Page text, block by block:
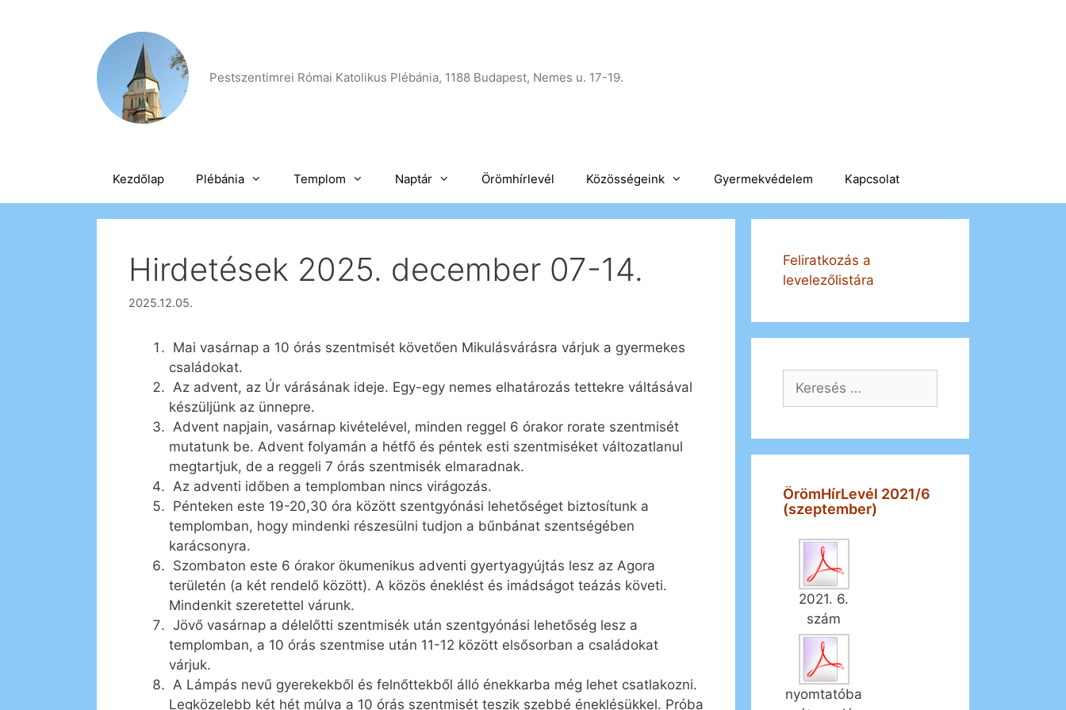
Pestszentimrei Római Katolikus Plébánia, 1188 Budapest, Nemes u. 17-19.
Kezdőlap Plébánia Templom Naptár Örömhírlevél Közösségeink Gyermekvédelem Kapcsolat
Hirdetések 2025. december 07-14.
2025.12.05.
Mai vasárnap a 10 órás szentmisét követően Mikulásvárásra várjuk a gyermekes
családokat.
Az advent, az Úr várásának ideje. Egy-egy nemes elhatározás tettekre váltásával
készüljünk az ünnepre.
Advent napjain, vasárnap kivételével, minden reggel 6 órakor rorate szentmisét
mutatunk be. Advent folyamán a hétfő és péntek esti szentmiséket változatlanul
megtartjuk, de a reggeli 7 órás szentmisék elmaradnak.
Az adventi időben a templomban nincs virágozás.
Pénteken este 19-20,30 óra között szentgyónási lehetőséget biztosítunk a
templomban, hogy mindenki részesülni tudjon a bűnbánat szentségében
karácsonyra.
Szombaton este 6 órakor ökumenikus adventi gyertyagyújtás lesz az Agora
területén (a két rendelő között). A közös éneklést és imádságot teázás követi.
Mindenkit szeretettel várunk.
Jövő vasárnap a délelőtti szentmisék után szentgyónási lehetőség lesz a
templomban, a 10 órás szentmise után 11-12 között elsősorban a családokat
várjuk.
A Lámpás nevű gyerekekből és felnőttekből álló énekkarba még lehet csatlakozni.
Legközelebb két hét múlva a 10 órás szentmisét teszik szebbé éneklésükkel. Próba
Feliratkozás a
levelezőlistára
Keresés:
ÖrömHírLevél 2021/6
(szeptember)
2021. 6.
szám
nyomtatóba